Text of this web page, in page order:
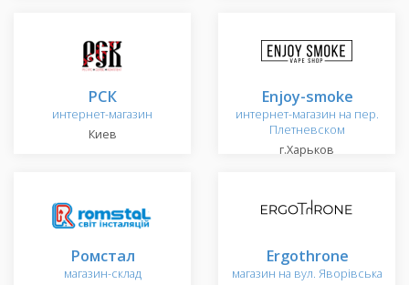
РСК
интернет-магазин
Киев
Enjoy-smoke
интернет-магазин на пер.
Плетневском
г.Харьков
Ромстал
магазин-склад
Ergothrone
магазин на вул. Яворівська